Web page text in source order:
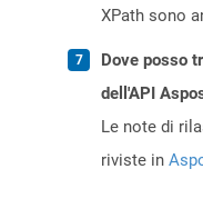
XPath sono
Dove posso
dell'API
Le note di
riviste in